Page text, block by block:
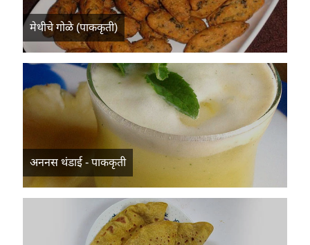
मेथीचे गोळे (पाककृती)
अननस थंडाई - पाककृती